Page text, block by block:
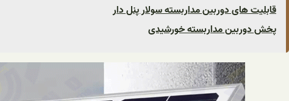
قابلیت های دوربین مداربسته سولار پنل دار
پخش دوربین مداربسته خورشیدی